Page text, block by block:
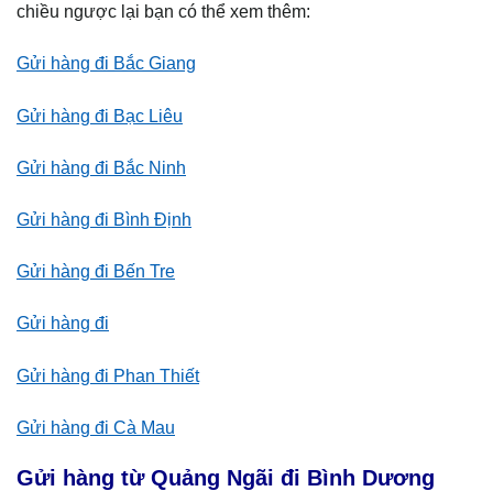
chiều ngược lại bạn có thể xem thêm:
Gửi hàng đi Bắc Giang
Gửi hàng đi Bạc Liêu
Gửi hàng đi Bắc Ninh
Gửi hàng đi Bình Định
Gửi hàng đi Bến Tre
Gửi hàng đi
Gửi hàng đi Phan Thiết
Gửi hàng đi Cà Mau
Gửi hàng từ Quảng Ngãi đi Bình Dương